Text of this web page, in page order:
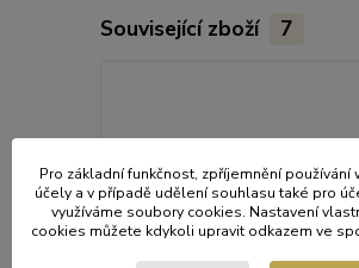
Související zboží 7
Pro základní funkčnost, zpříjemnění používání
účely a v případě udělení souhlasu také pro
využíváme soubory cookies. Nastavení
cookies můžete kdykoli upravit odkazem ve